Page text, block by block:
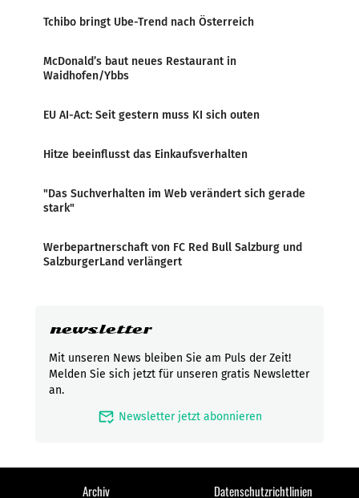
Tchibo bringt Ube-Trend nach Österreich
McDonald’s baut neues Restaurant in
Waidhofen/Ybbs
EU AI-Act: Seit gestern muss KI sich outen
Hitze beeinflusst das Einkaufsverhalten
"Das Suchverhalten im Web verändert sich gerade
stark"
Werbepartnerschaft von FC Red Bull Salzburg und
SalzburgerLand verlängert
newsletter
Mit unseren News bleiben Sie am Puls der Zeit!
Melden Sie sich jetzt für unseren gratis Newsletter
an.
mark_email_read Newsletter jetzt abonnieren
Archiv Datenschutzrichtlinien